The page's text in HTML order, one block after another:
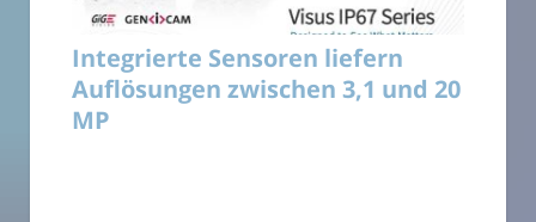
Integrierte Sensoren liefern
Auflösungen zwischen 3,1 und 20
MP